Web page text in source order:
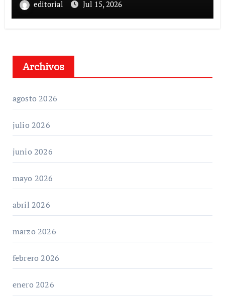
editorial Jul 15, 2026
Archivos
agosto 2026
julio 2026
junio 2026
mayo 2026
abril 2026
marzo 2026
febrero 2026
enero 2026